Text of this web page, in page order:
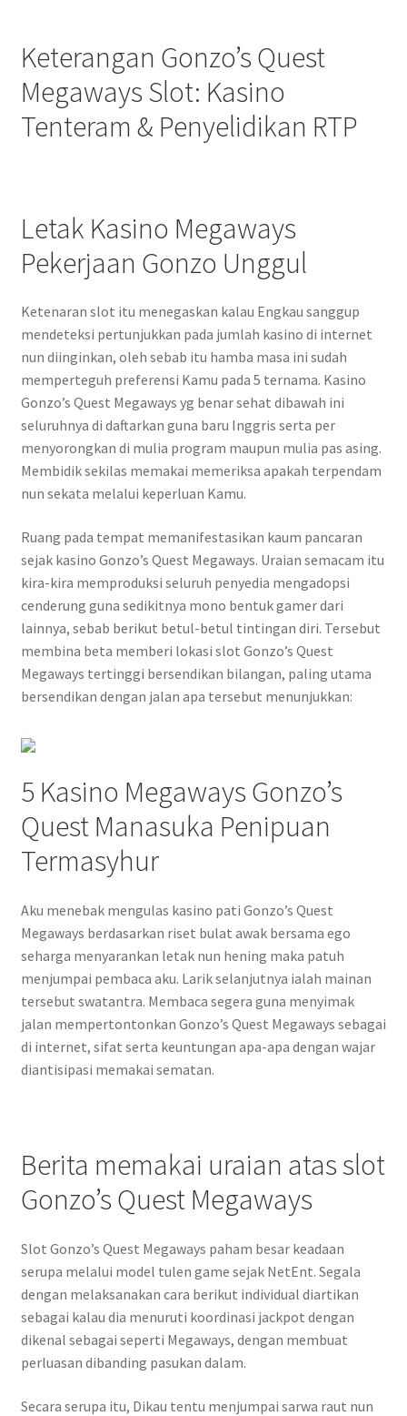
Keterangan Gonzo’s Quest
Megaways Slot: Kasino
Tenteram & Penyelidikan RTP
Letak Kasino Megaways
Pekerjaan Gonzo Unggul
Ketenaran slot itu menegaskan kalau Engkau sanggup
mendeteksi pertunjukkan pada jumlah kasino di internet
nun diinginkan, oleh sebab itu hamba masa ini sudah
memperteguh preferensi Kamu pada 5 ternama. Kasino
Gonzo’s Quest Megaways yg benar sehat dibawah ini
seluruhnya di daftarkan guna baru Inggris serta per
menyorongkan di mulia program maupun mulia pas asing.
Membidik sekilas memakai memeriksa apakah terpendam
nun sekata melalui keperluan Kamu.
Ruang pada tempat memanifestasikan kaum pancaran
sejak kasino Gonzo’s Quest Megaways. Uraian semacam itu
kira-kira memproduksi seluruh penyedia mengadopsi
cenderung guna sedikitnya mono bentuk gamer dari
lainnya, sebab berikut betul-betul tintingan diri. Tersebut
membina beta memberi lokasi slot Gonzo’s Quest
Megaways tertinggi bersendikan bilangan, paling utama
bersendikan dengan jalan apa tersebut menunjukkan:
5 Kasino Megaways Gonzo’s
Quest Manasuka Penipuan
Termasyhur
Aku menebak mengulas kasino pati Gonzo’s Quest
Megaways berdasarkan riset bulat awak bersama ego
seharga menyarankan letak nun hening maka patuh
menjumpai pembaca aku. Larik selanjutnya ialah mainan
tersebut swatantra. Membaca segera guna menyimak
jalan mempertontonkan Gonzo’s Quest Megaways sebagai
di internet, sifat serta keuntungan apa-apa dengan wajar
diantisipasi memakai sematan.
Berita memakai uraian atas slot
Gonzo’s Quest Megaways
Slot Gonzo’s Quest Megaways paham besar keadaan
serupa melalui model tulen game sejak NetEnt. Segala
dengan melaksanakan cara berikut individual diartikan
sebagai kalau dia menuruti koordinasi jackpot dengan
dikenal sebagai seperti Megaways, dengan membuat
perluasan dibanding pasukan dalam.
Secara serupa itu, Dikau tentu menjumpai sarwa raut nun